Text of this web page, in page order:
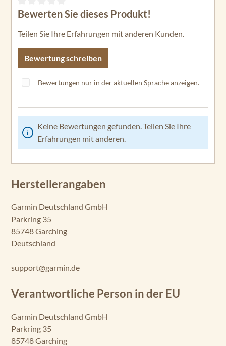
Durchschnittliche Bewertung von 0 von 5 Sternen
Bewerten Sie dieses Produkt!
Teilen Sie Ihre Erfahrungen mit anderen Kunden.
Bewertung schreiben
Bewertungen nur in der aktuellen Sprache anzeigen.
Keine Bewertungen gefunden. Teilen Sie Ihre
Erfahrungen mit anderen.
Herstellerangaben
Garmin Deutschland GmbH
Parkring 35
85748 Garching
Deutschland
support@garmin.de
Verantwortliche Person in der EU
Garmin Deutschland GmbH
Parkring 35
85748 Garching